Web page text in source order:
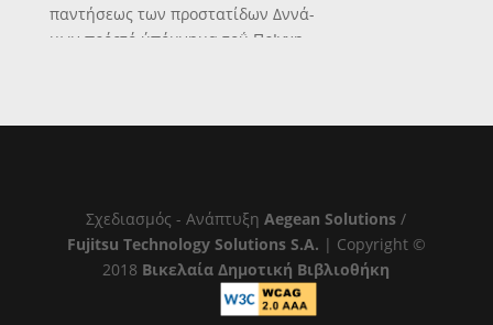
παντήσεως των προστατίδων Δννά-
μων πρόςτό ύπόμνημα τοΰ ΠρΙγχη·
Έν Χ«λέπ« τί 22 Μαρτίου 1905.
ΓΕΩΡΓΙΟΣ
"Όμοθΰμως διατεθειμέναι αί προστάτιδες
να παράσχωσι νέον δεΤγμα τής
στραφή δλη ή προσοχή των έπαναστατων.
Σχεδιασμός - ΑνάπτυξηAegean Solutions /
Fujitsu Technology Solutions S.A. | Copyright ©
2018 Βικελαία Δημοτική Βιβλιοθήκη